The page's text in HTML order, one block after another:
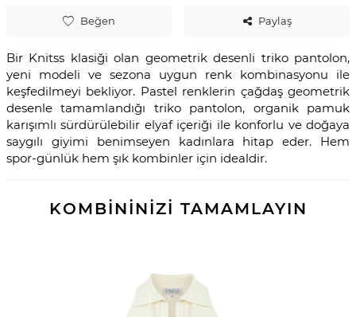
Beğen Paylaş
Bir Knitss klasiği olan geometrik desenli triko pantolon,
yeni modeli ve sezona uygun renk kombinasyonu ile
keşfedilmeyi bekliyor. Pastel renklerin çağdaş geometrik
desenle tamamlandığı triko pantolon, organik pamuk
karışımlı sürdürülebilir elyaf içeriği ile konforlu ve doğaya
saygılı giyimi benimseyen kadınlara hitap eder. Hem
spor-günlük hem şık kombinler için idealdir.
KOMBİNİNİZİ TAMAMLAYIN